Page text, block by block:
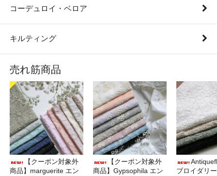
コーデュロイ・ベロア
キルティング
売れ筋商品
【クーポン対象外
商品】marguerite エン
【クーポン対象外
商品】Gypsophila エン
ブロイダリ